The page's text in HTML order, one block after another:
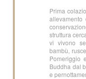
Prima
struttura
vi vivono
bambù,
Pomeriggio
Buddha dal
e